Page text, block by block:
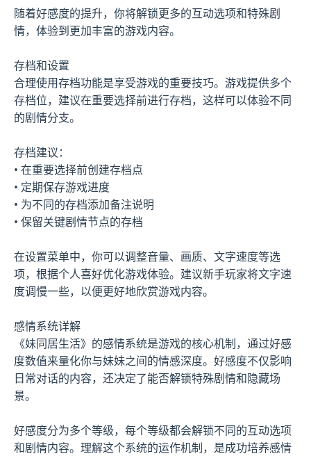
随着好感度的提升，你将解锁更多的互动选项和特殊剧
情，体验到更加丰富的游戏内容。
存档和设置
合理使用存档功能是享受游戏的重要技巧。游戏提供多个
存档位，建议在重要选择前进行存档，这样可以体验不同
的剧情分支。
存档建议：
• 在重要选择前创建存档点
• 定期保存游戏进度
• 为不同的存档添加备注说明
• 保留关键剧情节点的存档
在设置菜单中，你可以调整音量、画质、文字速度等选
项，根据个人喜好优化游戏体验。建议新手玩家将文字速
度调慢一些，以便更好地欣赏游戏内容。
感情系统详解
《妹同居生活》的感情系统是游戏的核心机制，通过好感
度数值来量化你与妹妹之间的情感深度。好感度不仅影响
日常对话的内容，还决定了能否解锁特殊剧情和隐藏场
景。
好感度分为多个等级，每个等级都会解锁不同的互动选项
和剧情内容。理解这个系统的运作机制，是成功培养感情